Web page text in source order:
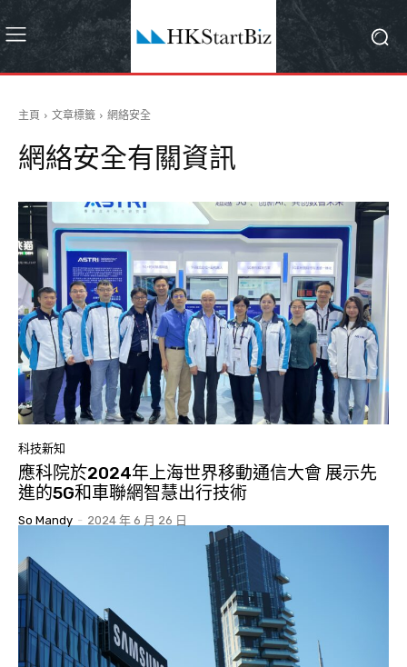
主頁 文章標籤 網絡安全
網絡安全有關資訊
科技新知
應科院於2024年上海世界移動通信大會 展示先
進的5G和車聯網智慧出行技術
So Mandy - 2024 年 6 月 26 日